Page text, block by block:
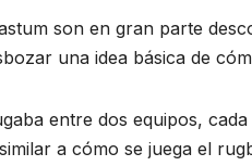
son en gran parte
una idea básica de
entre dos equipos,
a cómo se juega el